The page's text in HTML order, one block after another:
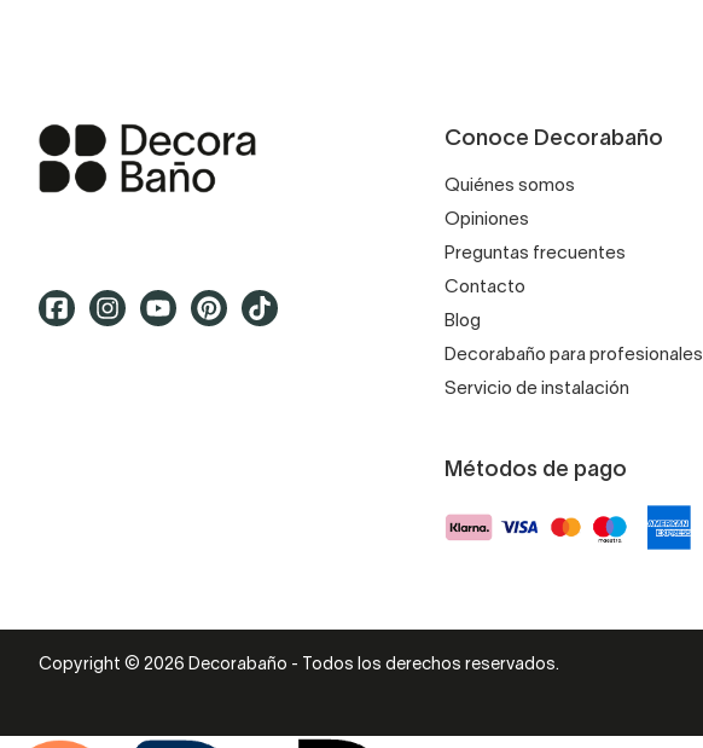
Conoce Decorabaño
Quiénes somos
Opiniones
Preguntas frecuentes
Contacto
Blog
Decorabaño para profesionales
Servicio de instalación
Métodos de pago
Copyright © 2026 Decorabaño - Todos los derechos reservados.